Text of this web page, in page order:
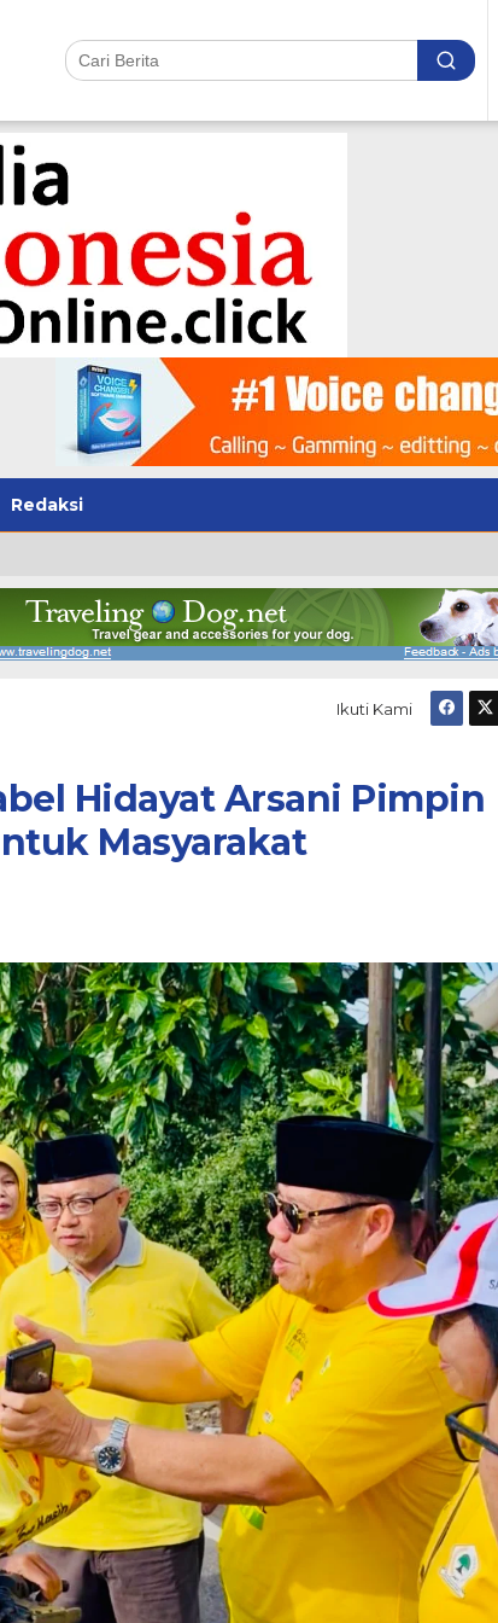
Redaksi
Ikuti Kami
Hidayat Arsani Pimpin
Masyarakat